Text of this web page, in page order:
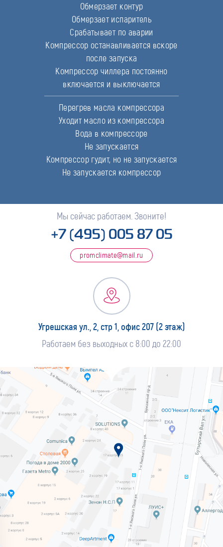
Обмерзает контур
Обмерзает испаритель
Срабатывает по аварии
Компрессор останавливается вскоре
после запуска
Компрессор чиллера постоянно
включается и выключается
Перегрев масла компрессора
Уходит масло из компрессора
Вода в компрессоре
Не запускается
Компрессор гудит, но не запускается
Не запускается компрессор
Мы сейчас работаем. Звоните!
+7 (495) 005 87 05
promclimate@mail.ru
Угрешская ул., 2, стр 1, офис 207 (2 этаж)
Работаем без выходных с 8:00 до 22:00